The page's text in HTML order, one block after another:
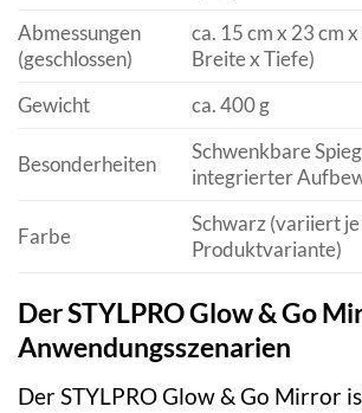
Abmessungen
(geschlossen)
ca. 15 cm x 23 cm
Breite x Tiefe)
Gewicht
ca. 400 g
Besonderheiten
Schwenkbare
integrierter
Farbe
Schwarz (variiert je
Produktvariante)
Der STYLPRO Glow & Go
Anwendungsszenarien
Der STYLPRO Glow & Go Mirror